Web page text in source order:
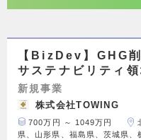
【BizDev】GHG
サステナビリティ
新規事業
株式会社TOWING
700万円 ～ 1049万円
県、山形県、福島県、茨城県